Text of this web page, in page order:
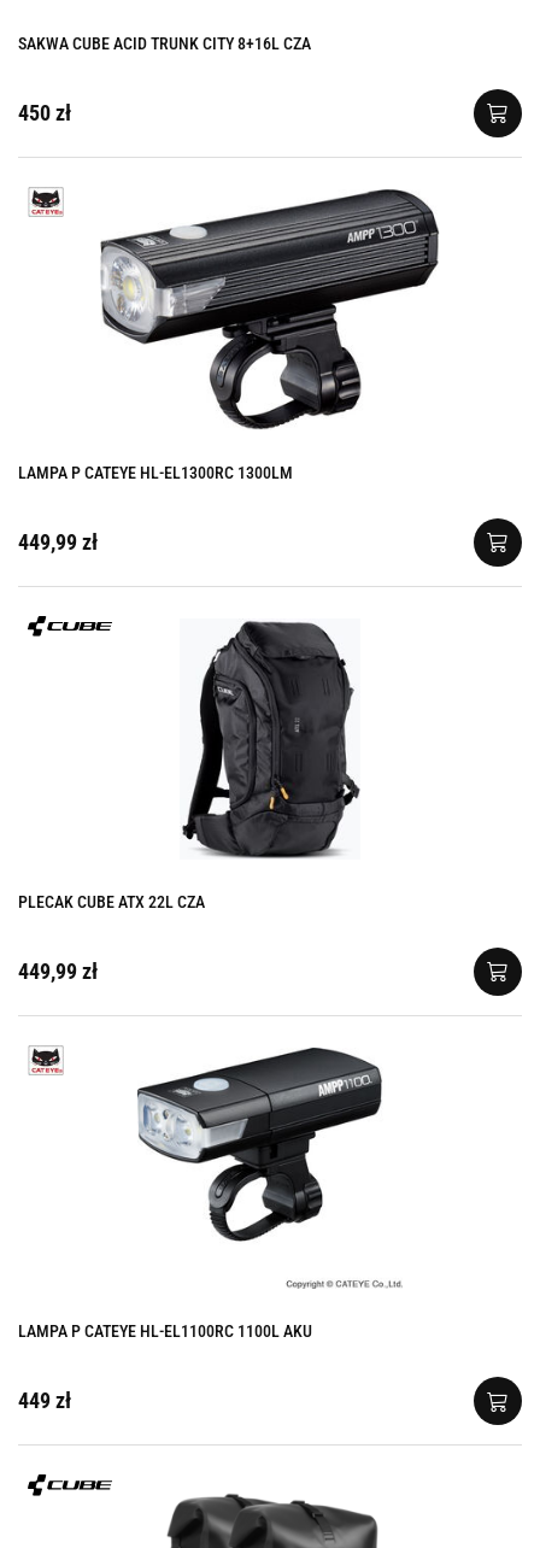
SAKWA CUBE ACID TRUNK CITY 8+16L CZA
450 zł
LAMPA P CATEYE HL-EL1300RC 1300LM
449,99 zł
PLECAK CUBE ATX 22L CZA
449,99 zł
LAMPA P CATEYE HL-EL1100RC 1100L AKU
449 zł